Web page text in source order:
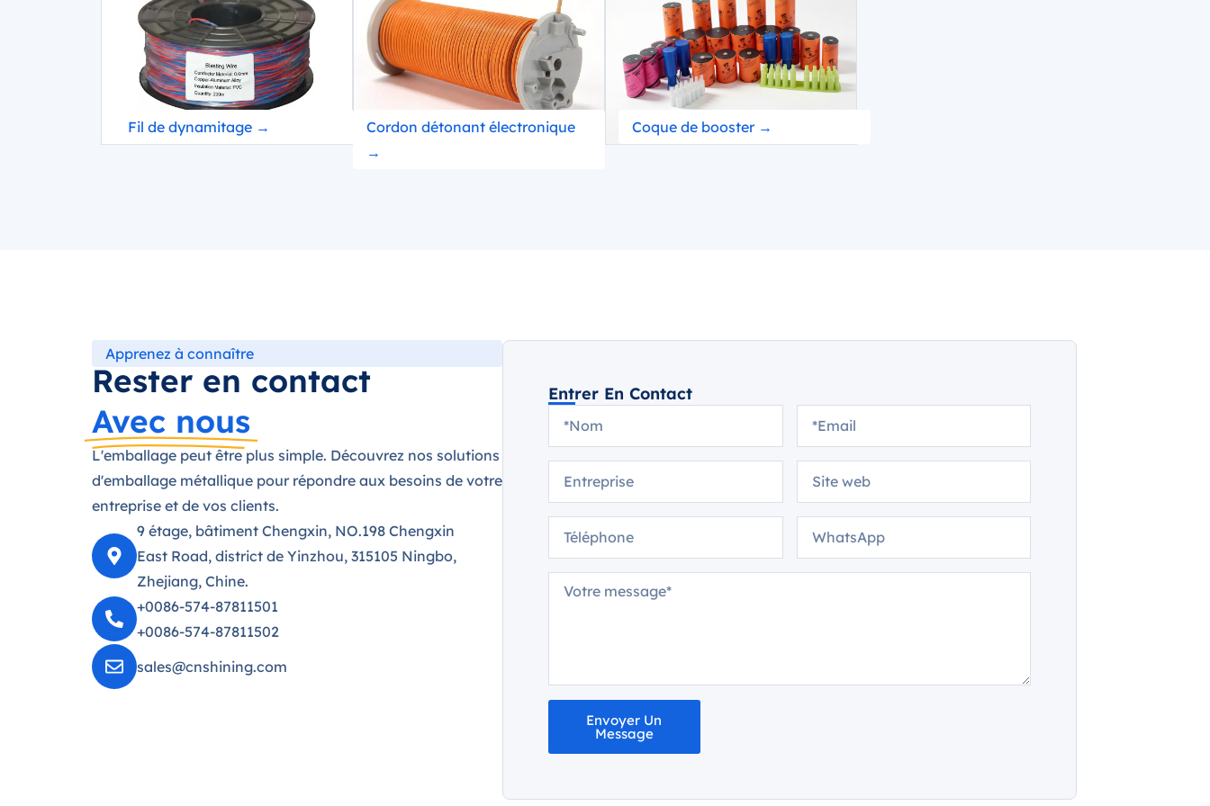
Fil de dynamitage →
Cordon détonant électronique
→
Coque de booster →
Apprenez à connaître
Rester en contact
Avec nous
L'emballage peut être plus simple. Découvrez nos solutions
d'emballage métallique pour répondre aux besoins de votre
entreprise et de vos clients.
9 étage, bâtiment Chengxin, NO.198 Chengxin
East Road, district de Yinzhou, 315105 Ningbo,
Zhejiang, Chine.
+0086-574-87811501
+0086-574-87811502
sales@cnshining.com
Entrer En Contact
Envoyer Un
Message